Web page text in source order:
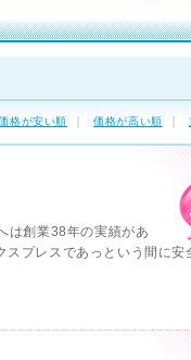
格が安い順 価格が高い順
創業38年の実績があ
プレスであっという間に安